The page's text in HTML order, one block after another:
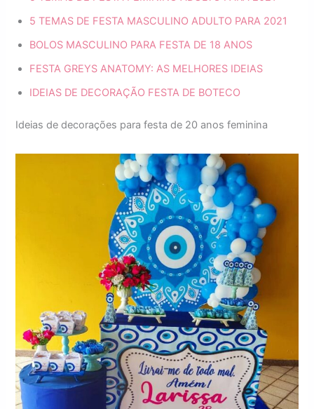
5 TEMAS DE FESTA MASCULINO ADULTO PARA 2021
BOLOS MASCULINO PARA FESTA DE 18 ANOS
FESTA GREYS ANATOMY: AS MELHORES IDEIAS
IDEIAS DE DECORAÇÃO FESTA DE BOTECO
Ideias de decorações para festa de 20 anos feminina